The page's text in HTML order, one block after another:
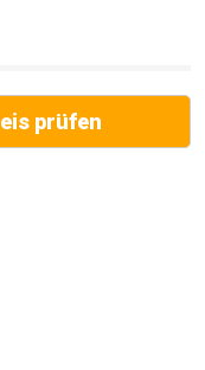
prüfen